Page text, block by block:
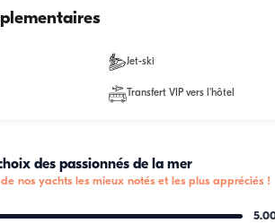
Jet-ski
Transfert VIP vers l'hôtel
des passionnés de la mer
de nos yachts les mieux notés et les plus appréciés !